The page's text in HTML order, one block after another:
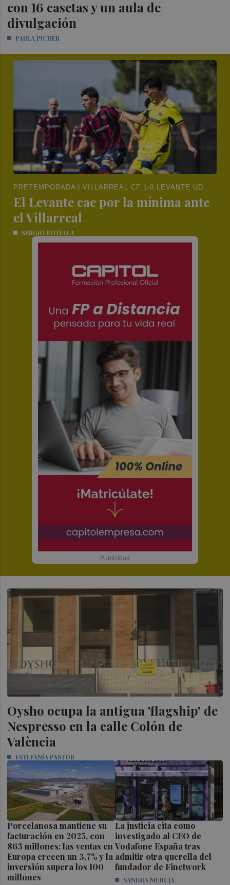
con 16 casetas y un aula de
divulgación
PAULA PICHER
PRETEMPORADA | VILLARREAL CF 1-0 LEVANTE UD
El Levante cae por la mínima ante
el Villarreal
SERGIO BOTELLA
Oysho ocupa la antigua 'flagship' de
Nespresso en la calle Colón de
València
ESTEFANÍA PASTOR
Porcelanosa mantiene su
facturación en 2025, con
863 millones: las ventas en
Europa crecen un 3,7% y la
inversión supera los 100
millones
La justicia cita como
investigado al CEO de
Vodafone España tras
admitir otra querella del
fundador de Finetwork
SANDRA MURCIA